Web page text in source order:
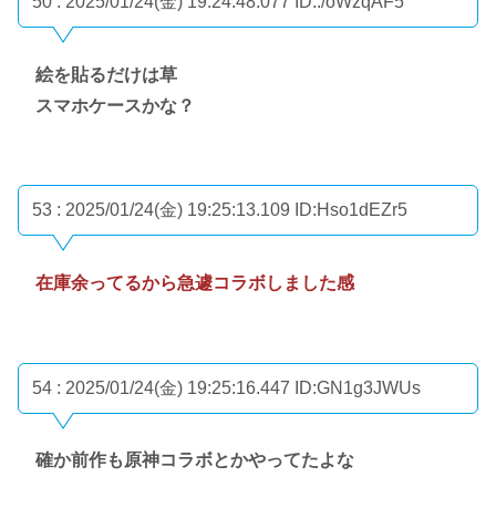
絵を貼るだけは草
スマホケースかな？
53 : 2025/01/24(金) 19:25:13.109 ID:Hso1dEZr5
在庫余ってるから急遽コラボしました感
54 : 2025/01/24(金) 19:25:16.447 ID:GN1g3JWUs
確か前作も原神コラボとかやってたよな